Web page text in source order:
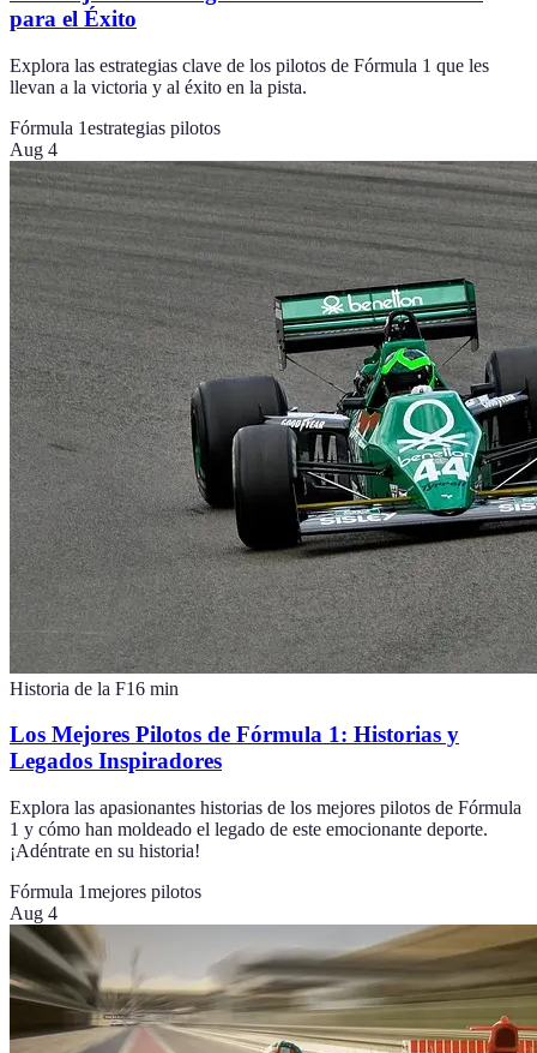
para el Éxito
Explora las estrategias clave de los pilotos de Fórmula 1 que les
llevan a la victoria y al éxito en la pista.
Fórmula 1estrategias pilotos
Aug 4
Historia de la F16 min
Los Mejores Pilotos de Fórmula 1: Historias y
Legados Inspiradores
Explora las apasionantes historias de los mejores pilotos de Fórmula
1 y cómo han moldeado el legado de este emocionante deporte.
¡Adéntrate en su historia!
Fórmula 1mejores pilotos
Aug 4